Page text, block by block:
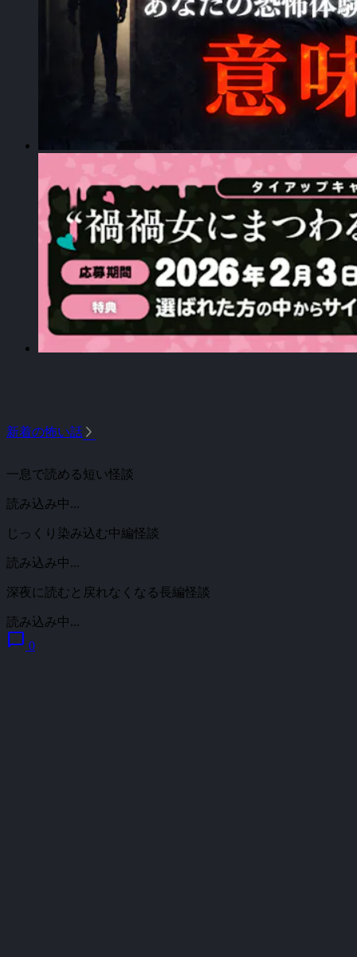
新着の怖い話 arrow_forward_ios
一息で読める短い怪談
読み込み中...
じっくり染み込む中編怪談
読み込み中...
深夜に読むと戻れなくなる長編怪談
読み込み中...
chat_bubble 0